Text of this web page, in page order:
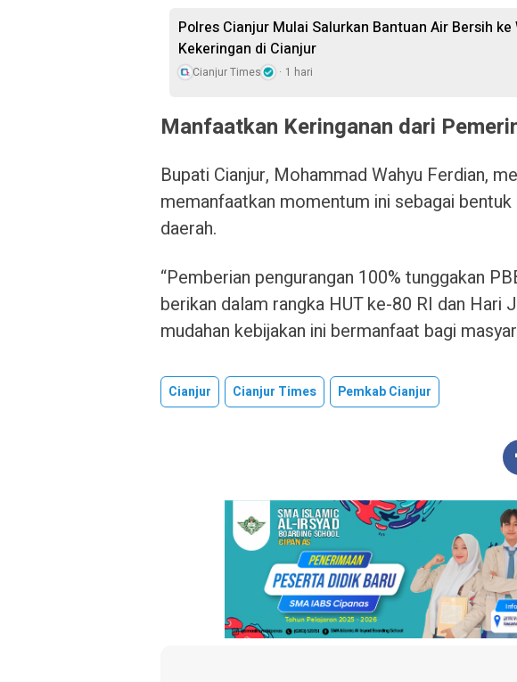
Polres Cianjur Mulai Salurkan Bantuan Air Bersih
Kekeringan di Cianjur
Cianjur Times 1 hari
Manfaatkan Keringanan dari
Bupati Cianjur, Mohammad Wahyu Ferdian,
memanfaatkan momentum ini sebagai
daerah.
“Pemberian pengurangan 100% tunggakan
berikan dalam rangka HUT ke-80 RI dan Hari
mudahan kebijakan ini bermanfaat bagi
Cianjur Cianjur Times Pemkab Cianjur